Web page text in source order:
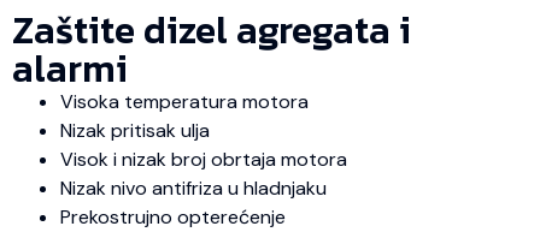
Zaštite dizel agregata i
alarmi
Visoka temperatura motora
Nizak pritisak ulja
Visok i nizak broj obrtaja motora
Nizak nivo antifriza u hladnjaku
Prekostrujno opterećenje